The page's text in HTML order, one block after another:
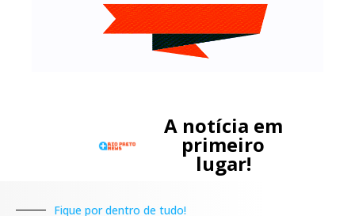
A notícia em
primeiro
lugar!
Fique por dentro de tudo!